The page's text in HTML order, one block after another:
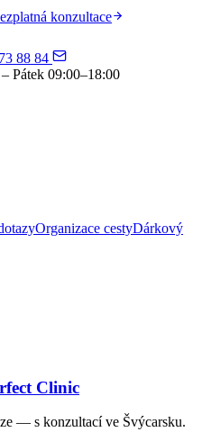
konzultace
88 84
Pátek 09:00–18:00
Organizace cestyDárkový
Clinic
— s konzultací ve Švýcarsku.